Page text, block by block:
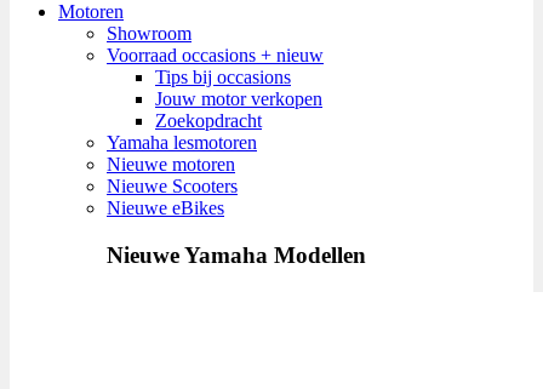
Motoren
Showroom
Voorraad occasions + nieuw
Tips bij occasions
Jouw motor verkopen
Zoekopdracht
Yamaha lesmotoren
Nieuwe motoren
Nieuwe Scooters
Nieuwe eBikes
Nieuwe Yamaha Modellen